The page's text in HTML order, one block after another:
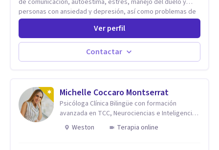
personas con ansiedad y depresión, así como problemas de
conducta y comportamiento. Desarrollo de personas
Estableciendo metas a corto y largo plazo, es vital para la
vida de cada uno tener su propia vision.
Ver perfil
Contactar
Michelle Coccaro Montserrat
Psicóloga Clínica Bilingüe con formación
avanzada en TCC, Neurociencias e Inteligencia
Emocional.
Weston Terapia online